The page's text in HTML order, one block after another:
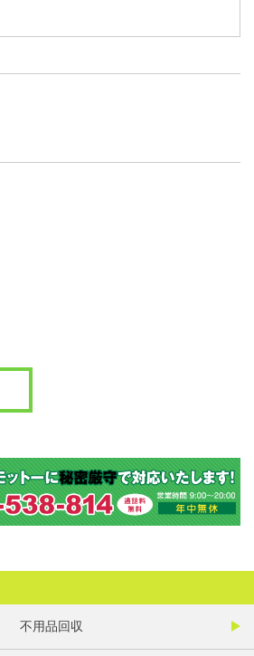
不用品回収